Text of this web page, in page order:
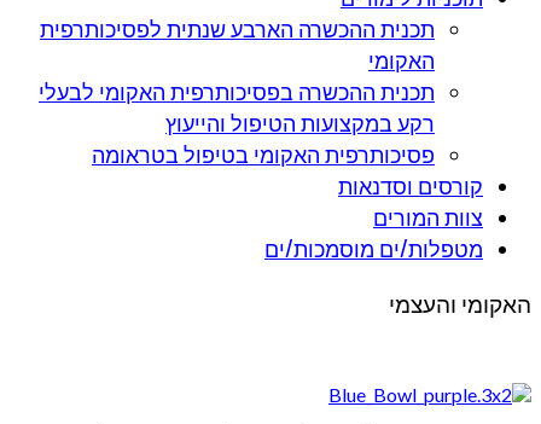
תכנית ההכשרה הארבע שנתית לפסיכותרפית
האקומי
תכנית ההכשרה בפסיכותרפית האקומי לבעלי
רקע במקצועות הטיפול והייעוץ
פסיכותרפית האקומי בטיפול בטראומה
קורסים וסדנאות
צוות המורים
מטפלות/ים מוסמכות/ים
האקומי והעצמי